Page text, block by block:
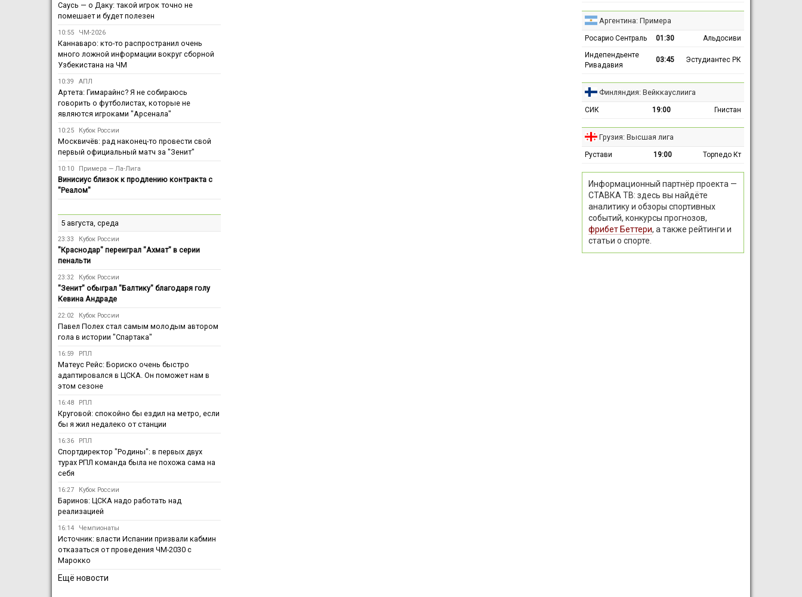
Саусь — о Даку: такой игрок точно не
помешает и будет полезен
10:55 ЧМ-2026
Каннаваро: кто-то распространил очень
много ложной информации вокруг сборной
Узбекистана на ЧМ
10:39 АПЛ
Артета: Гимарайнс? Я не собираюсь
говорить о футболистах, которые не
являются игроками "Арсенала"
10:25 Кубок России
Москвичёв: рад наконец-то провести свой
первый официальный матч за "Зенит"
10:10 Примера — Ла-Лига
Винисиус близок к продлению контракта с
"Реалом"
5 августа, среда
23:33 Кубок России
"Краснодар" переиграл "Ахмат" в серии
пенальти
23:32 Кубок России
"Зенит" обыграл "Балтику" благодаря голу
Кевина Андраде
22:02 Кубок России
Павел Полех стал самым молодым автором
гола в истории "Спартака"
16:59 РПЛ
Матеус Рейс: Бориско очень быстро
адаптировался в ЦСКА. Он поможет нам в
этом сезоне
16:48 РПЛ
Круговой: спокойно бы ездил на метро, если
бы я жил недалеко от станции
16:36 РПЛ
Спортдиректор "Родины": в первых двух
турах РПЛ команда была не похожа сама на
себя
16:27 Кубок России
Баринов: ЦСКА надо работать над
реализацией
16:14 Чемпионаты
Источник: власти Испании призвали кабмин
отказаться от проведения ЧМ-2030 с
Марокко
Ещё новости
Аргентина: Примера
Росарио Сентраль 01:30
Альдосиви
Индепендьенте
Ривадавия
03:45 Эстудиантес РК
Финляндия: Вейккауслиига
СИК 19:00 Гнистан
Грузия: Высшая лига
Рустави 19:00 Торпедо Кт
Информационный партнёр проекта —
СТАВКА ТВ: здесь вы найдёте
аналитику и обзоры спортивных
событий, конкурсы прогнозов,
фрибет Беттери, а также рейтинги и
статьи о спорте.